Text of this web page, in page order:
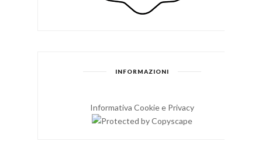
INFORMAZIONI
Informativa Cookie e Privacy